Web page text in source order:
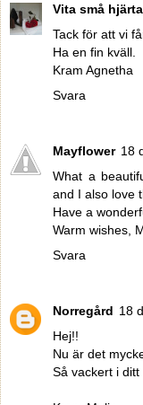
Vita små
Tack för att vi
Ha en fin kväll.
Kram Agnetha
Svara
Mayflower 18
What a
and I also love
Have a
Warm wishes,
Svara
Norregård 18
Hej!!
Nu är det
Så vackert i ditt